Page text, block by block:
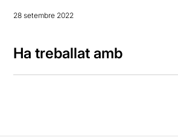
28 setembre 2022
Ha treballat amb